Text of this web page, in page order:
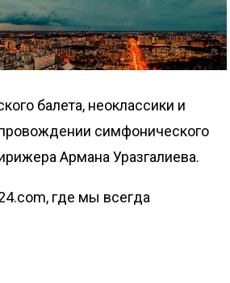
балета, неоклассики и
симфонического
Армана Уразгалиева.
где мы всегда